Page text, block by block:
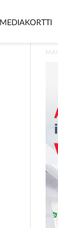
MEDIAKORTTI